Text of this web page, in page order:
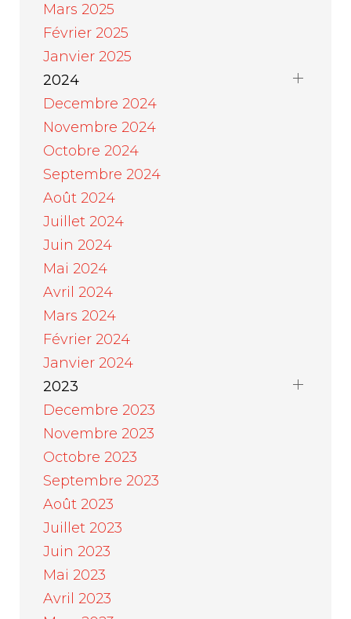
Mars 2025
Février 2025
Janvier 2025
2024
Decembre 2024
Novembre 2024
Octobre 2024
Septembre 2024
Août 2024
Juillet 2024
Juin 2024
Mai 2024
Avril 2024
Mars 2024
Février 2024
Janvier 2024
2023
Decembre 2023
Novembre 2023
Octobre 2023
Septembre 2023
Août 2023
Juillet 2023
Juin 2023
Mai 2023
Avril 2023